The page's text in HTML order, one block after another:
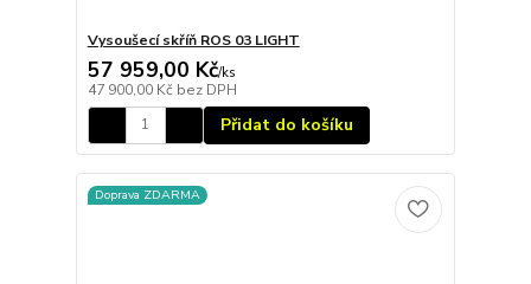
Vysoušecí skříň ROS 03 LIGHT
57 959,00 Kč/ks
47 900,00 Kč bez DPH
Přidat do košíku
Doprava ZDARMA